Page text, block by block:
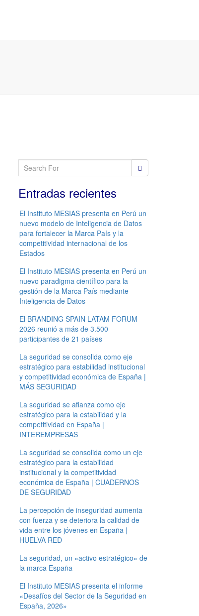
Entradas recientes
El Instituto MESIAS presenta en Perú un
nuevo modelo de Inteligencia de Datos
para fortalecer la Marca País y la
competitividad internacional de los
Estados
El Instituto MESIAS presenta en Perú un
nuevo paradigma científico para la
gestión de la Marca País mediante
Inteligencia de Datos
El BRANDING SPAIN LATAM FORUM
2026 reunió a más de 3.500
participantes de 21 países
La seguridad se consolida como eje
estratégico para estabilidad institucional
y competitividad económica de España |
MÁS SEGURIDAD
La seguridad se afianza como eje
estratégico para la estabilidad y la
competitividad en España |
INTEREMPRESAS
La seguridad se consolida como un eje
estratégico para la estabilidad
institucional y la competitividad
económica de España | CUADERNOS
DE SEGURIDAD
La percepción de inseguridad aumenta
con fuerza y se deteriora la calidad de
vida entre los jóvenes en España |
HUELVA RED
La seguridad, un «activo estratégico» de
la marca España
El Instituto MESIAS presenta el informe
«Desafíos del Sector de la Seguridad en
España, 2026»